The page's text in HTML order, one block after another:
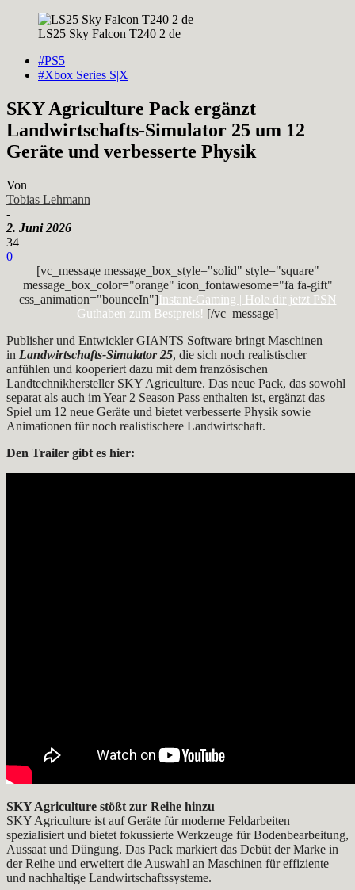
LS25 Sky Falcon T240 2 de
#PS5
#Xbox Series S|X
SKY Agriculture Pack ergänzt
Landwirtschafts-Simulator 25 um 12
Geräte und verbesserte Physik
Von
Tobias Lehmann
-
2. Juni 2026
34
0
[vc_message message_box_style="solid" style="square"
message_box_color="orange" icon_fontawesome="fa fa-gift"
css_animation="bounceIn"]Instant-Gaming | Hole dir jetzt PSN
Guthaben zum Bestpreis! [/vc_message]
Publisher und Entwickler GIANTS Software bringt Maschinen
in Landwirtschafts-Simulator 25, die sich noch realistischer
anfühlen und kooperiert dazu mit dem französischen
Landtechnikhersteller SKY Agriculture. Das neue Pack, das sowohl
separat als auch im Year 2 Season Pass enthalten ist, ergänzt das
Spiel um 12 neue Geräte und bietet verbesserte Physik sowie
Animationen für noch realistischere Landwirtschaft.
Den Trailer gibt es hier:
SKY Agriculture stößt zur Reihe hinzu
SKY Agriculture ist auf Geräte für moderne Feldarbeiten
spezialisiert und bietet fokussierte Werkzeuge für Bodenbearbeitung,
Aussaat und Düngung. Das Pack markiert das Debüt der Marke in
der Reihe und erweitert die Auswahl an Maschinen für effiziente
und nachhaltige Landwirtschaftssysteme.